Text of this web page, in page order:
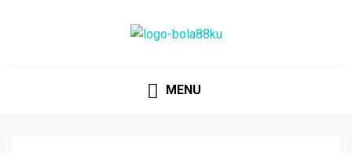
MENU